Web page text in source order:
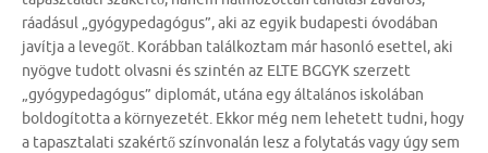
ráadásul „gyógypedagógus”, aki az egyik budapesti óvodában
javítja a levegőt. Korábban találkoztam már hasonló esettel, aki
nyögve tudott olvasni és szintén az ELTE BGGYK szerzett
„gyógypedagógus” diplomát, utána egy általános iskolában
boldogította a környezetét. Ekkor még nem lehetett tudni, hogy
a tapasztalati szakértő színvonalán lesz a folytatás vagy úgy sem